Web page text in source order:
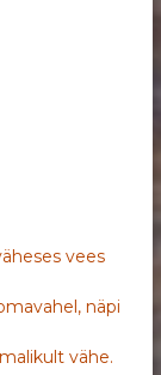
vees
näpi
vähe.